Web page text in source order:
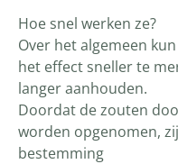
Hoe snel werken ze?
Over het algemeen
het effect sneller te
langer aanhouden.
Doordat de zouten
worden opgenomen,
bestemming